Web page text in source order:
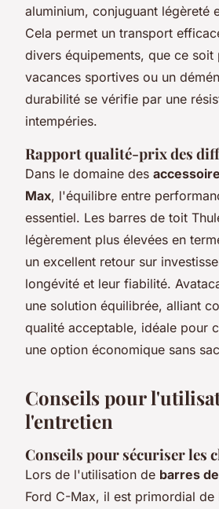
aluminium, conjuguant légèreté
Cela permet un transport
divers équipements, que ce soit
vacances sportives ou un
durabilité se vérifie par une
intempéries.
Rapport qualité-prix des
Dans le domaine des
Max, l'équilibre entre
essentiel. Les barres de toit
légèrement plus élevées en
un excellent retour sur
longévité et leur fiabilité.
une solution équilibrée, alliant
qualité acceptable, idéale pour
une option économique sans
Conseils pour
l'entretien
Conseils pour sécuriser les
Lors de l'utilisation de barres
Ford C-Max, il est primordial de